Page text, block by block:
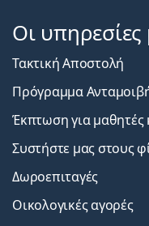
Οι υπηρεσίες
Τακτική Αποστολή
Πρόγραμμα
Έκπτωση για μαθητές
Συστήστε μας στους
Δωροεπιταγές
Οικολογικές αγορές